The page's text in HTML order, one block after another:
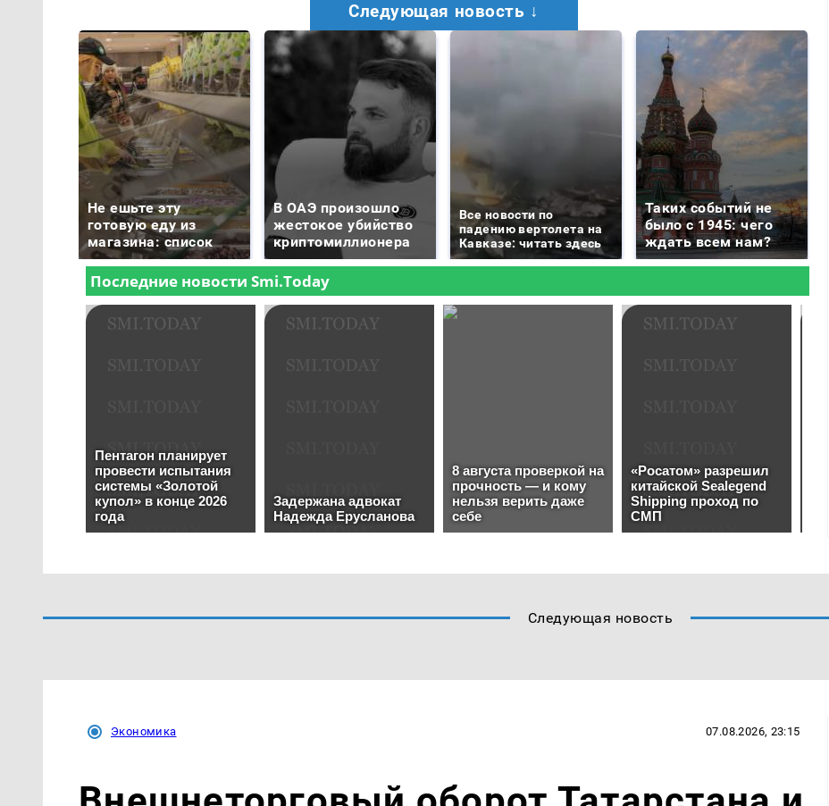
Следующая новость ↓
Не ешьте эту
готовую еду из
магазина: список
В ОАЭ произошло
жестокое убийство
криптомиллионера
Все новости по
падению вертолета на
Кавказе: читать здесь
Таких событий не
было с 1945: чего
ждать всем нам?
Следующая новость
Экономика 07.08.2026, 23:15